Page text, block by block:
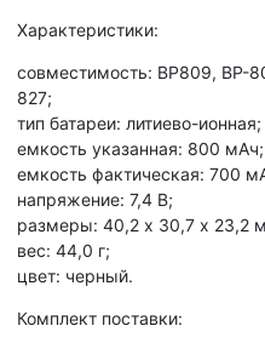
Характеристики:
совместимость: BP809, BP-
827;
тип батареи: литиево-ионная;
емкость указанная: 800 мАч;
емкость фактическая: 700
напряжение: 7,4 В;
размеры: 40,2 х 30,7 х 23,2
вес: 44,0 г;
цвет: черный.
Комплект поставки: